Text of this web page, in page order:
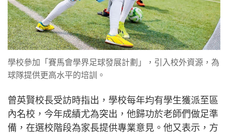
學校參加「賽馬會學界足球發展計劃」，引入校外資源，為
球隊提供更高水平的培訓。
曾英賢校長受訪時指出，學校每年均有學生獲派至區
內名校，今年成績尤為突出，他歸功於老師們做足準
備，在選校階段為家長提供專業意見。他又表示，方